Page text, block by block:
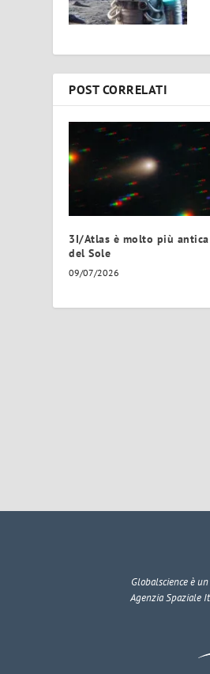
POST CORRELATI
3I/Atlas è molto più antica
del Sole
09/07/2026
Globalscienceè
Agenzia Spaziale